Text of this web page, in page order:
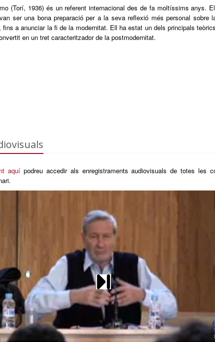
(Torí, 1936) és un referent internacional des de fa moltíssims anys.
ser una bona preparació per a la seva reflexió més personal sobre
a anunciar la fi de la modernitat. Ell ha estat un dels principals
en un tret caracteritzador de la postmodernitat.
aquípodreu accedir als enregistraments audiovisuals de totes les